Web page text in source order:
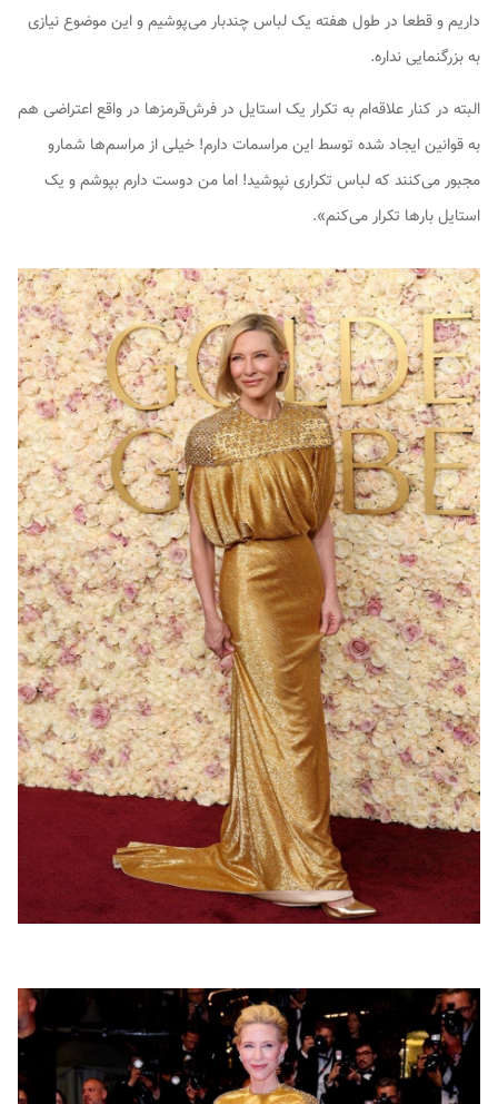
داریم و قطعا در طول هفته یک لباس چندبار می‌پوشیم و این موضوع نیازی
به بزرگنمایی نداره.
البته در کنار علاقه‌ام به تکرار یک استایل در فرش‌قرمزها در واقع اعتراضی هم
به قوانین ایجاد شده توسط این مراسمات دارم! خیلی از مراسم‌ها شمارو
مجبور می‌کنند که لباس تکراری نپوشید! اما من دوست دارم بپوشم و یک
استایل بارها تکرار می‌کنم».